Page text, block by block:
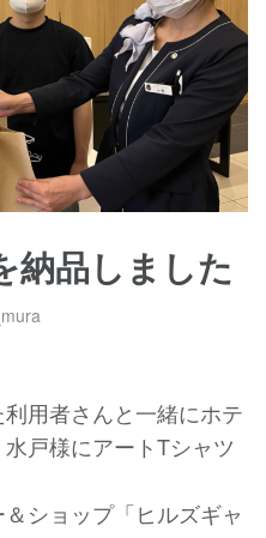
納品しました
用者さんと一緒にホテ
戸様にアートTシャツ
ショップ「ヒルズギャ